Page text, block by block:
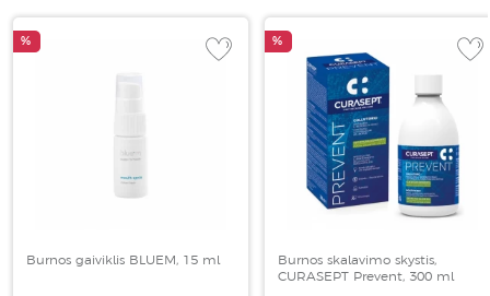
%
Burnos gaiviklis BLUEM, 15 ml
%
Burnos skalavimo skystis,
CURASEPT Prevent, 300 ml